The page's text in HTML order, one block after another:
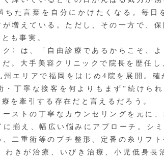
ちた言葉を自分にかけたくなる。毎日
増えている。ただし、その一方で、
も事実。
〉は、「自由診療であるからこそ、よ
。大手美容クリニックで院長を歴任
エリアで福岡をはじめ4院を展開。
・丁寧な接客を何よりもまず“続けら
を牽引する存在だと言えるだろう。
ストの丁寧なカウンセリングを元に
揃え、幅広い悩みにアプローチ。シ
二重術等のプチ整形、定番の糸リフ
わきが治療、いびき治療、小児低身